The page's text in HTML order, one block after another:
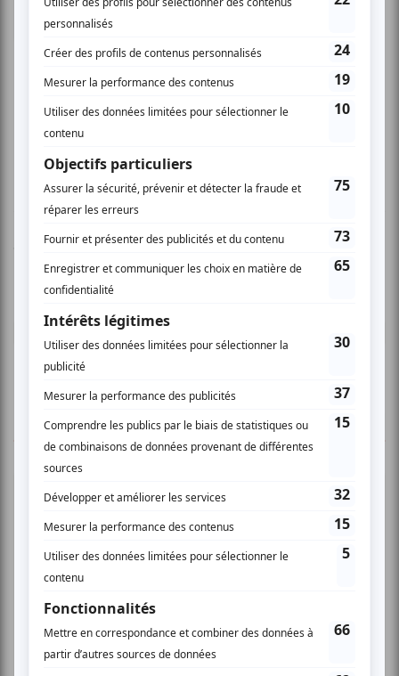
La releve est assurée ! Nous avons assister aux
prouesses de ces talentueux comédiens de la
improvisateur à la LNI. Créativité, spontanéité,
écoute et la passion de l'improvisation nous ont
prometteur et fascinant.
donner un avis.
TOUTES LES OFFRES